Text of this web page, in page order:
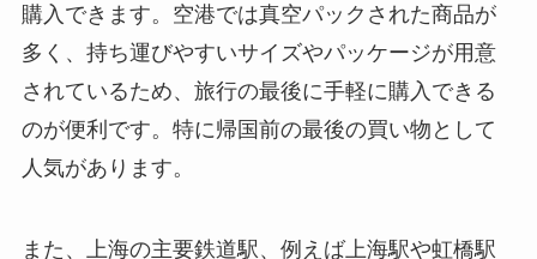
購入できます。空港では真空パックされた商品が
多く、持ち運びやすいサイズやパッケージが用意
されているため、旅行の最後に手軽に購入できる
のが便利です。特に帰国前の最後の買い物として
人気があります。
また、上海の主要鉄道駅、例えば上海駅や虹橋駅